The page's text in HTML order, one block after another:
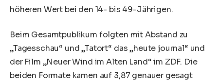
höheren Wert bei den 14- bis 49-Jährigen.
Beim Gesamtpublikum folgten mit Abstand zu
„Tagesschau“ und „Tatort“ das „heute journal“ und
der Film „Neuer Wind im Alten Land“ im ZDF. Die
beiden Formate kamen auf 3,87 genauer gesagt